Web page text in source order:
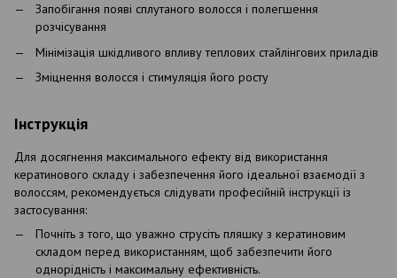
Запобігання появі сплутаного волосся і полегшення
розчісування
Мінімізація шкідливого впливу теплових стайлінгових приладів
Зміцнення волосся і стимуляція його росту
Інструкція
Для досягнення максимального ефекту від використання
кератинового складу і забезпечення його ідеальної взаємодії з
волоссям, рекомендується слідувати професійній інструкції із
застосування:
Почніть з того, що уважно струсіть пляшку з кератиновим
складом перед використанням, щоб забезпечити його
однорідність і максимальну ефективність.